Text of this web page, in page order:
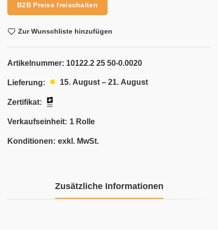
B2B Preise freischalten
Zur Wunschliste hinzufügen
Artikelnummer: 10122.2 25 50-0.0020
Lieferung: 15. August – 21. August
Zertifikat:
Verkaufseinheit: 1 Rolle
Konditionen: exkl. MwSt.
Zusätzliche Informationen